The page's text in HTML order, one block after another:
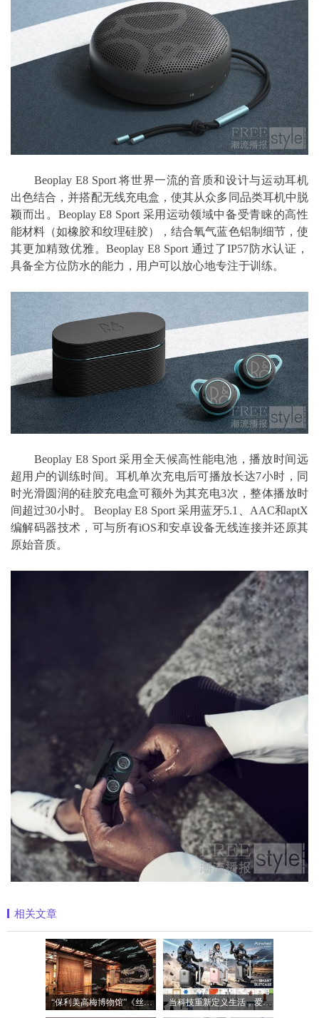
Beoplay E8 Sport 将世界一流的音质和设计与运动耳机
出色结合，并搭配无线充电盒，使其从众多同品类耳机中脱
颖而出。Beoplay E8 Sport 采用运动领域中备受青睐的高性
能材料（如橡胶和纹理硅胶），结合氧气蓝色铝制细节，使
其更加精致优雅。Beoplay E8 Sport 通过了IP57防水认证，
具备全方位防水的能力，用户可以放心地专注于训练。
Beoplay E8 Sport 采用全天候高性能电池，播放时间远
超用户的训练时间。耳机单次充电后可播放长达7小时，同
时光滑圆润的硅胶充电盒可额外为其充电3次，整体播放时
间超过30小时。 Beoplay E8 Sport 采用蓝牙5.1、AAC和aptX
编解码器技术，可与所有iOS和安卓设备无线连接并还原其
原始音质。
相关文章
“保利美高梅博物馆”《丝路》大展最后 当科技重新定义生活，爱尔威Airwheel正在